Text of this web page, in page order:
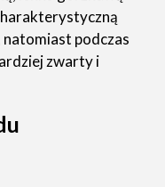
podczas
zwarty i